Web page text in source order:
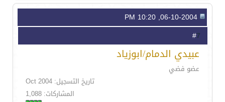
7
عبيدي الدمام/ابوزياد
عضو فضي
تاريخ التسجيل: Oct 2004
المشاركات: 1,088